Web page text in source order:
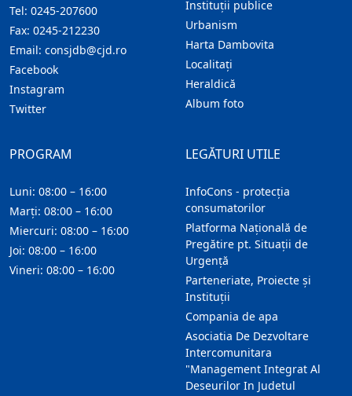
Tel: 0245-207600
Fax: 0245-212230
Email: consjdb@cjd.ro
Facebook
Instagram
Twitter
Instituţii publice
Urbanism
Harta Dambovita
Localitaţi
Heraldică
Album foto
LEGĂTURI UTILE
InfoCons - protecția
consumatorilor
Platforma Națională de
Pregătire pt. Situații de
Urgență
Parteneriate, Proiecte și
Instituții
Compania de apa
Asociatia De Dezvoltare
Intercomunitara
"Management Integrat Al
Deseurilor In Judetul
PROGRAM
Luni: 08:00 – 16:00
Marți: 08:00 – 16:00
Miercuri: 08:00 – 16:00
Joi: 08:00 – 16:00
Vineri: 08:00 – 16:00